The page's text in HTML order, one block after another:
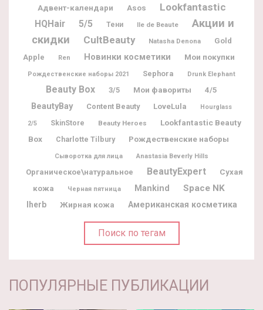
Адвент-календари Asos Lookfantastic
HQHair 5/5 Тени Ile de Beaute
Акции и
скидки
CultBeauty Natasha Denona
Gold
Apple
Ren Новинки косметики Мои покупки
Рождественские наборы 2021 Sephora Drunk Elephant
Beauty Box 3/5 Мои фавориты 4/5
BeautyBay Content Beauty LoveLula Hourglass
2/5 SkinStore Beauty Heroes
Lookfantastic Beauty
Box
Charlotte Tilbury Рождественские наборы
Сыворотка для лица Anastasia Beverly Hills
Органическое\натуральное BeautyExpert
Сухая
кожа
Черная пятница Mankind Space NK
Iherb Жирная кожа Американская косметика
Поиск по тегам
ПОПУЛЯРНЫЕ ПУБЛИКАЦИИ